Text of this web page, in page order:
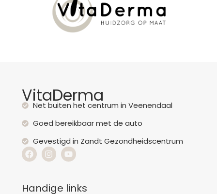
VitaDerma
Net buiten het centrum in Veenendaal
Goed bereikbaar met de auto
Gevestigd in Zandt Gezondheidscentrum
Handige links